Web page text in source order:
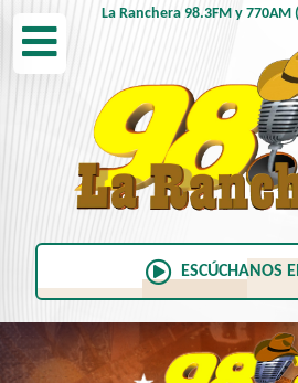
La Ranchera 98.3FM y 770AM
2022 92.3 FM
Candela 90.1 FM y 570 AM
Radio Fórmula 105.1 FM
ESCÚCHANOS